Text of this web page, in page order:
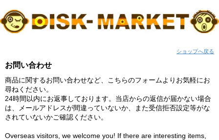
ショップへ戻る
お問い合わせ
商品に関するお問い合わせなど、こちらのフォームよりお気軽にお
尋ねください。
24時間以内にお返事しております。当店からの返信が届かない場合
は、メールアドレスが間違っていないか、また受信拒否設定等がな
されていないかご確認ください。
Overseas visitors, we welcome you! If there are interesting items,